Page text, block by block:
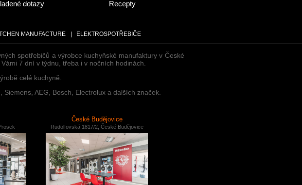
dotazy
Recepty
MANUFACTURE ELEKTROSPOTŘEBIČE
spotřebičů a výrobce kuchyňské manufaktury v České
7 dní v týdnu, třeba i v nočních hodinách.
celé kuchyně.
AEG, Bosch, Electrolux a dalších značek.
České Budějovice
Rudolfovská 1817/2, České Budějovice